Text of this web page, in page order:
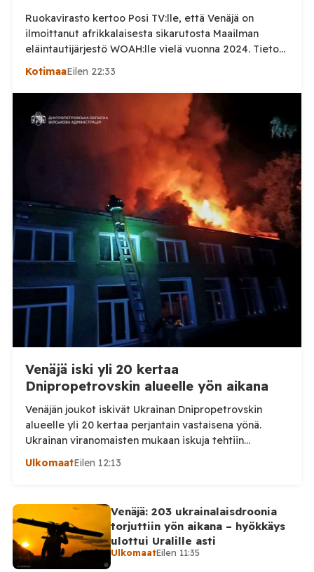
Ruokavirasto kertoo Posi TV:lle, että Venäjä on
ilmoittanut afrikkalaisesta sikarutosta Maailman
eläintautijärjestö WOAH:lle vielä vuonna 2024. Tieto
haastaa kokoomuksen kansanedustaja Timo Heinosen
sikaruttoilmoituksista. Suomi on puolestaan
ilmoittanut tuoreesta Virolahden tapauksesta sekä
WOAH:n kautta että suoraan Venäjän
eläinlääkintäviranomaisille. Ruokavirasto kertoi Posi
TV:lle tarkempia tietoja Suomen ensimmäisestä
afrikkalaisen sikaruton tapauksesta sekä
eläintautitietojen vaihdosta […]
KotimaaEilen 22:33
Venäjä iski yli 20 kertaa
Dnipropetrovskin alueelle yön aikana
Venäjän joukot iskivät Ukrainan Dnipropetrovskin
alueelle yli 20 kertaa perjantain vastaisena yönä.
Ukrainan viranomaisten mukaan iskuja tehtiin
drooneilla ja tykistöllä viidelle eri alueelle.
kertoi perjantaiaamuna 7. elokuuta julkaisemassaan
Telegram-päivityksessä, että Venäjän joukot
hyökkäsivät yön aikana yli 20 kertaa viidelle alueelle.
Nikopolin alueella iskuja kohdistui Nikopolin
kaupunkiin sekä […]
UlkomaatEilen 12:13
Venäjä: 203 ukrainalaisdroonia
torjuttiin yön aikana – hyökkäys
ulottui Uralille asti
UlkomaatEilen 11:35